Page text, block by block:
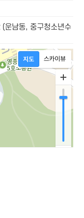
운남동, 중구청소년수